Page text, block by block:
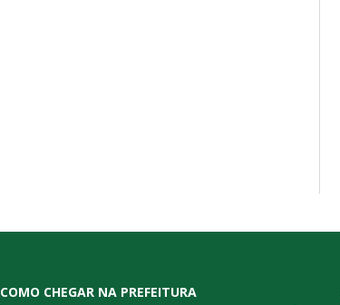
COMO CHEGAR NA PREFEITURA